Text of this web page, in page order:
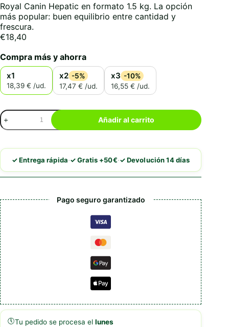
Royal Canin Hepatic en formato 1.5 kg. La opción
más popular: buen equilibrio entre cantidad y
frescura.
€18,40
Compra más y ahorra
x1
18,39 € /ud.
x2 -5%
17,47 € /ud.
x3 -10%
16,55 € /ud.
Royal
Canin
Hepatic
Añadir al carrito
✓ Entrega rápida·✓ Gratis +50€·✓ Devolución 14 días
Pago seguro garantizado
🕔Tu pedido se procesa el lunes